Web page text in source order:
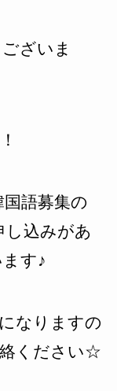
ざいま
語募集の
し込みがあ
す♪
なりますの
ください☆